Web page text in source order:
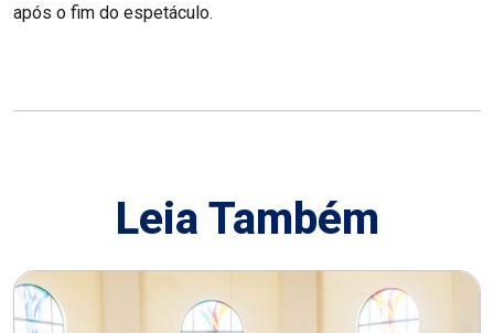
após o fim do espetáculo.
Leia Também